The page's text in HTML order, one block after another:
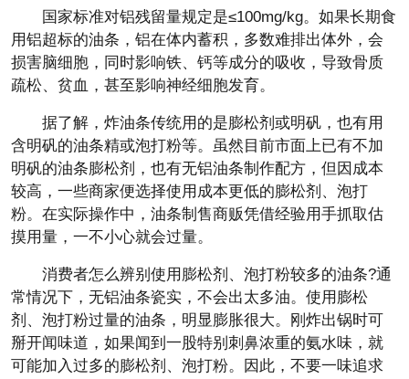
国家标准对铝残留量规定是≤100mg/kg。如果长期食
用铝超标的油条，铝在体内蓄积，多数难排出体外，会
损害脑细胞，同时影响铁、钙等成分的吸收，导致骨质
疏松、贫血，甚至影响神经细胞发育。
据了解，炸油条传统用的是膨松剂或明矾，也有用
含明矾的油条精或泡打粉等。虽然目前市面上已有不加
明矾的油条膨松剂，也有无铝油条制作配方，但因成本
较高，一些商家便选择使用成本更低的膨松剂、泡打
粉。在实际操作中，油条制售商贩凭借经验用手抓取估
摸用量，一不小心就会过量。
消费者怎么辨别使用膨松剂、泡打粉较多的油条?通
常情况下，无铝油条瓷实，不会出太多油。使用膨松
剂、泡打粉过量的油条，明显膨胀很大。刚炸出锅时可
掰开闻味道，如果闻到一股特别刺鼻浓重的氨水味，就
可能加入过多的膨松剂、泡打粉。因此，不要一味追求